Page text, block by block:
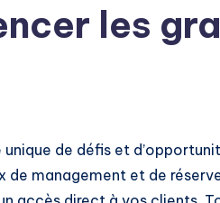
les
de défis et
de management et de